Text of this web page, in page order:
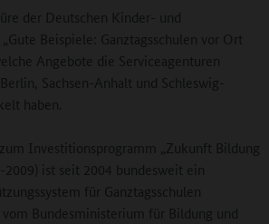
der Deutschen Kinder- und
„Gute Beispiele: Ganztagsschulen vor Ort
Angebote die Serviceagenturen
Sachsen-Anhalt und Schleswig-
haben.
Investitionsprogramm „Zukunft Bildung
2009) ist seit 2004 bundesweit ein
für Ganztagsschulen
Bundesministerium für Bildung und